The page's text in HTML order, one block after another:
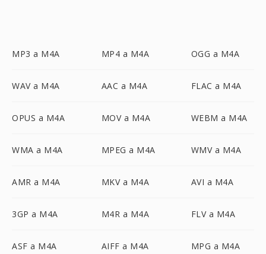
MP3 a M4A MP4 a M4A OGG a M4A
WAV a M4A AAC a M4A FLAC a M4A
OPUS a M4A MOV a M4A WEBM a M4A
WMA a M4A MPEG a M4A WMV a M4A
AMR a M4A MKV a M4A AVI a M4A
3GP a M4A M4R a M4A FLV a M4A
ASF a M4A AIFF a M4A MPG a M4A